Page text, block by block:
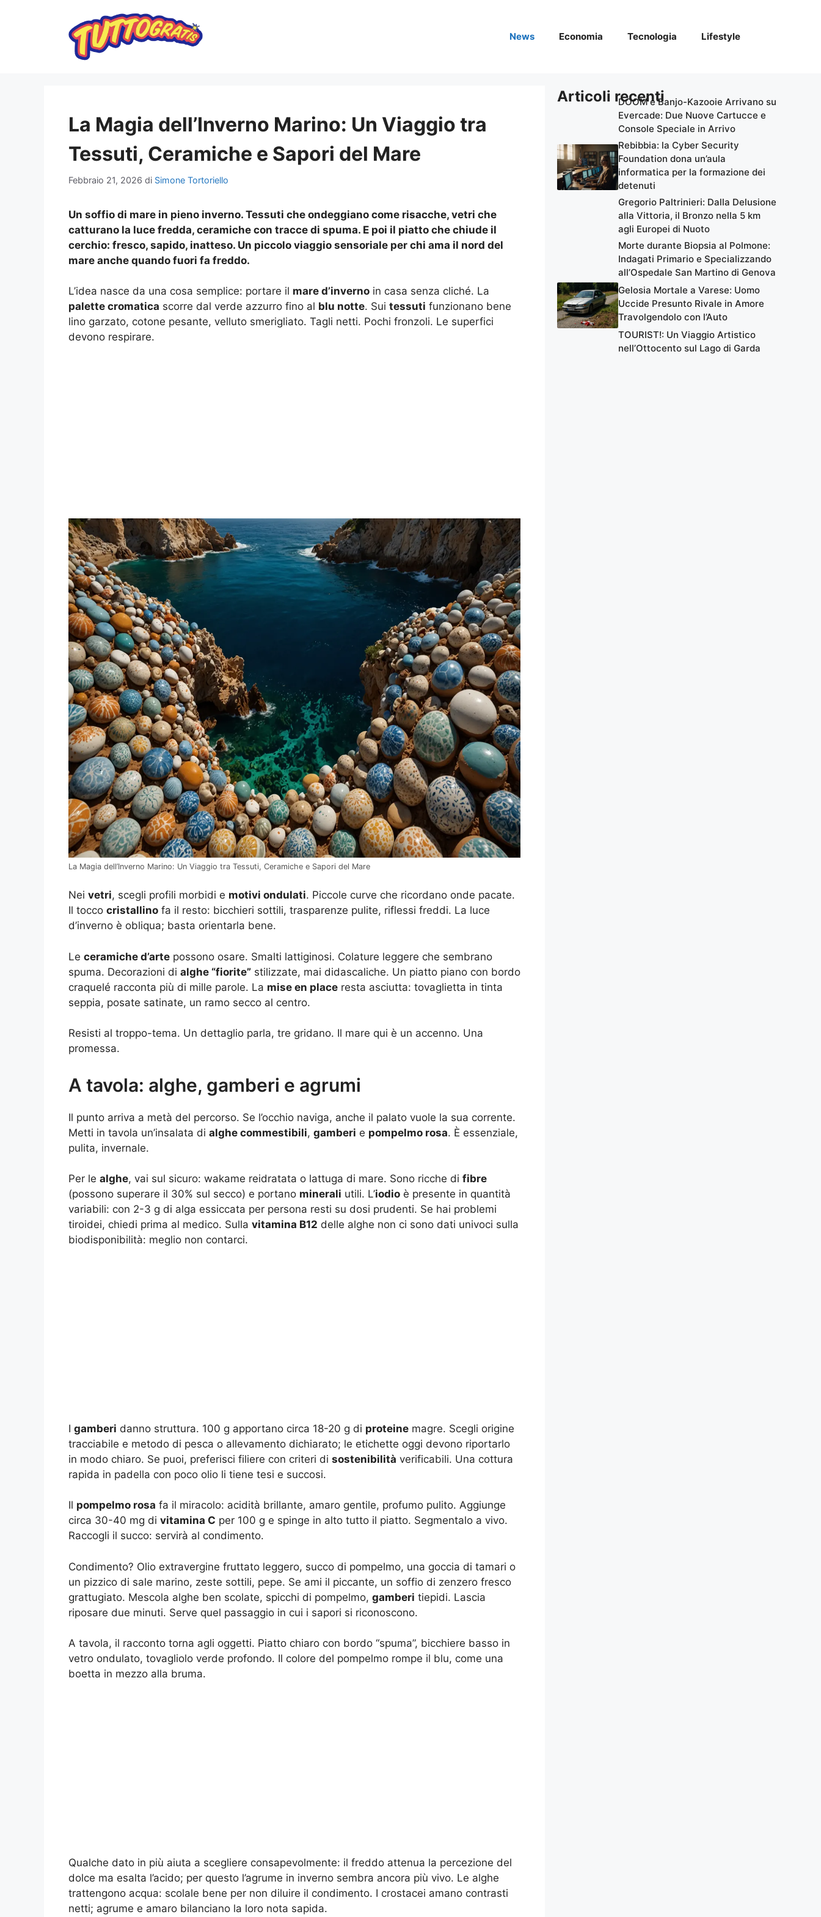
News Economia Tecnologia Lifestyle
La Magia dell’Inverno Marino: Un Viaggio tra
Tessuti, Ceramiche e Sapori del Mare
Febbraio 21, 2026 di Simone Tortoriello
Un soffio di mare in pieno inverno. Tessuti che ondeggiano come risacche, vetri che
catturano la luce fredda, ceramiche con tracce di spuma. E poi il piatto che chiude il
cerchio: fresco, sapido, inatteso. Un piccolo viaggio sensoriale per chi ama il nord del
mare anche quando fuori fa freddo.
L’idea nasce da una cosa semplice: portare il mare d’inverno in casa senza cliché. La
palette cromatica scorre dal verde azzurro fino al blu notte. Sui tessuti funzionano bene
lino garzato, cotone pesante, velluto smerigliato. Tagli netti. Pochi fronzoli. Le superfici
devono respirare.
La Magia dell’Inverno Marino: Un Viaggio tra Tessuti, Ceramiche e Sapori del Mare
Nei vetri, scegli profili morbidi e motivi ondulati. Piccole curve che ricordano onde pacate.
Il tocco cristallino fa il resto: bicchieri sottili, trasparenze pulite, riflessi freddi. La luce
d’inverno è obliqua; basta orientarla bene.
Le ceramiche d’arte possono osare. Smalti lattiginosi. Colature leggere che sembrano
spuma. Decorazioni di alghe “fiorite” stilizzate, mai didascaliche. Un piatto piano con bordo
craquelé racconta più di mille parole. La mise en place resta asciutta: tovaglietta in tinta
seppia, posate satinate, un ramo secco al centro.
Resisti al troppo-tema. Un dettaglio parla, tre gridano. Il mare qui è un accenno. Una
promessa.
A tavola: alghe, gamberi e agrumi
Il punto arriva a metà del percorso. Se l’occhio naviga, anche il palato vuole la sua corrente.
Metti in tavola un’insalata di alghe commestibili, gamberi e pompelmo rosa. È essenziale,
pulita, invernale.
Per le alghe, vai sul sicuro: wakame reidratata o lattuga di mare. Sono ricche di fibre
(possono superare il 30% sul secco) e portano minerali utili. L’iodio è presente in quantità
variabili: con 2-3 g di alga essiccata per persona resti su dosi prudenti. Se hai problemi
tiroidei, chiedi prima al medico. Sulla vitamina B12 delle alghe non ci sono dati univoci sulla
biodisponibilità: meglio non contarci.
I gamberi danno struttura. 100 g apportano circa 18-20 g di proteine magre. Scegli origine
tracciabile e metodo di pesca o allevamento dichiarato; le etichette oggi devono riportarlo
in modo chiaro. Se puoi, preferisci filiere con criteri di sostenibilità verificabili. Una cottura
rapida in padella con poco olio li tiene tesi e succosi.
Il pompelmo rosa fa il miracolo: acidità brillante, amaro gentile, profumo pulito. Aggiunge
circa 30-40 mg di vitamina C per 100 g e spinge in alto tutto il piatto. Segmentalo a vivo.
Raccogli il succo: servirà al condimento.
Condimento? Olio extravergine fruttato leggero, succo di pompelmo, una goccia di tamari o
un pizzico di sale marino, zeste sottili, pepe. Se ami il piccante, un soffio di zenzero fresco
grattugiato. Mescola alghe ben scolate, spicchi di pompelmo, gamberi tiepidi. Lascia
riposare due minuti. Serve quel passaggio in cui i sapori si riconoscono.
A tavola, il racconto torna agli oggetti. Piatto chiaro con bordo “spuma”, bicchiere basso in
vetro ondulato, tovagliolo verde profondo. Il colore del pompelmo rompe il blu, come una
boetta in mezzo alla bruma.
Qualche dato in più aiuta a scegliere consapevolmente: il freddo attenua la percezione del
dolce ma esalta l’acido; per questo l’agrume in inverno sembra ancora più vivo. Le alghe
trattengono acqua: scolale bene per non diluire il condimento. I crostacei amano contrasti
netti; agrume e amaro bilanciano la loro nota sapida.
Articoli recentiDOOM e Banjo-Kazooie Arrivano su
Evercade: Due Nuove Cartucce e
Console Speciale in Arrivo
Rebibbia: la Cyber Security
Foundation dona un’aula
informatica per la formazione dei
detenuti
Gregorio Paltrinieri: Dalla Delusione
alla Vittoria, il Bronzo nella 5 km
agli Europei di Nuoto
Morte durante Biopsia al Polmone:
Indagati Primario e Specializzando
all’Ospedale San Martino di Genova
Gelosia Mortale a Varese: Uomo
Uccide Presunto Rivale in Amore
Travolgendolo con l’Auto
TOURIST!: Un Viaggio Artistico
nell’Ottocento sul Lago di Garda